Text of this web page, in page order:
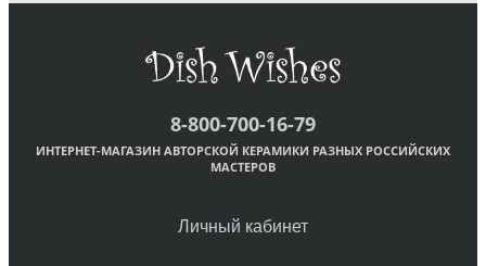
8-800-700-16-79
ИНТЕРНЕТ-МАГАЗИН АВТОРСКОЙ КЕРАМИКИ РАЗНЫХ РОССИЙСКИХ
МАСТЕРОВ
Личный кабинет